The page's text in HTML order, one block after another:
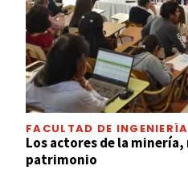
FACULTAD DE INGENIERÍA
Los actores de la
patrimonio